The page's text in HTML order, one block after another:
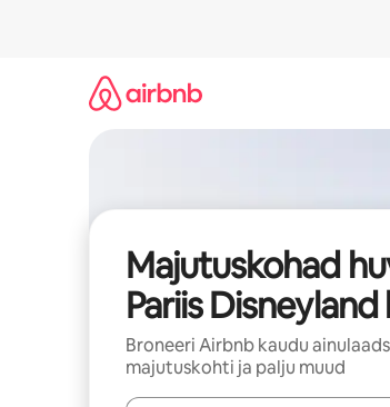
Majutuskohad
Pariis Disneyland
Broneeri Airbnb kaudu
majutuskohti ja palju muud